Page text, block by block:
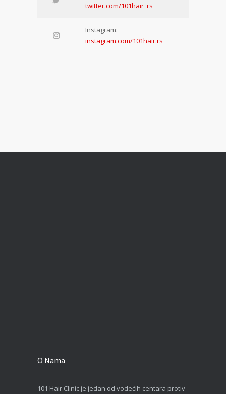
twitter.com/101hair_rs
Instagram:
instagram.com/101hair.rs
O Nama
101 Hair Clinic je jedan od vodećih centara protiv